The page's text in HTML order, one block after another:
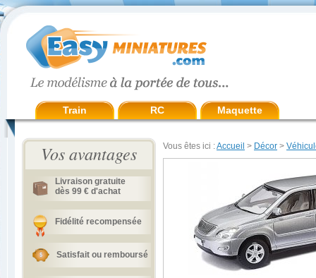
Train RC Maquette
Vos avantages
Livraison gratuite
dès 99 € d'achat
Fidélité recompensée
Satisfait ou remboursé
Vous êtes ici :Accueil > Décor >